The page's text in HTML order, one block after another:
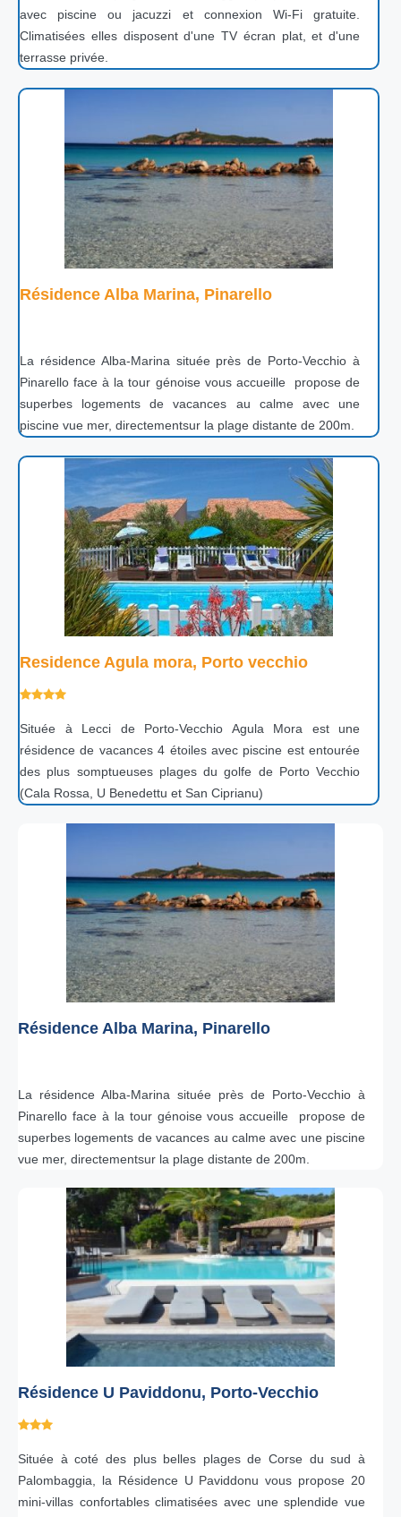
avec piscine ou jacuzzi et connexion Wi-Fi gratuite.
Climatisées elles disposent d'une TV écran plat, et d'une
terrasse privée.
Résidence Alba Marina, Pinarello
La résidence Alba-Marina située près de Porto-Vecchio à
Pinarello face à la tour génoise vous accueille propose de
superbes logements de vacances au calme avec une
piscine vue mer, directementsur la plage distante de 200m.
Residence Agula mora, Porto vecchio
Située à Lecci de Porto-Vecchio Agula Mora est une
résidence de vacances 4 étoiles avec piscine est entourée
des plus somptueuses plages du golfe de Porto Vecchio
(Cala Rossa, U Benedettu et San Ciprianu)
Résidence Alba Marina, Pinarello
La résidence Alba-Marina située près de Porto-Vecchio à
Pinarello face à la tour génoise vous accueille propose de
superbes logements de vacances au calme avec une piscine
vue mer, directementsur la plage distante de 200m.
Résidence U Paviddonu, Porto-Vecchio
Située à coté des plus belles plages de Corse du sud à
Palombaggia, la Résidence U Paviddonu vous propose 20
mini-villas confortables climatisées avec une splendide vue